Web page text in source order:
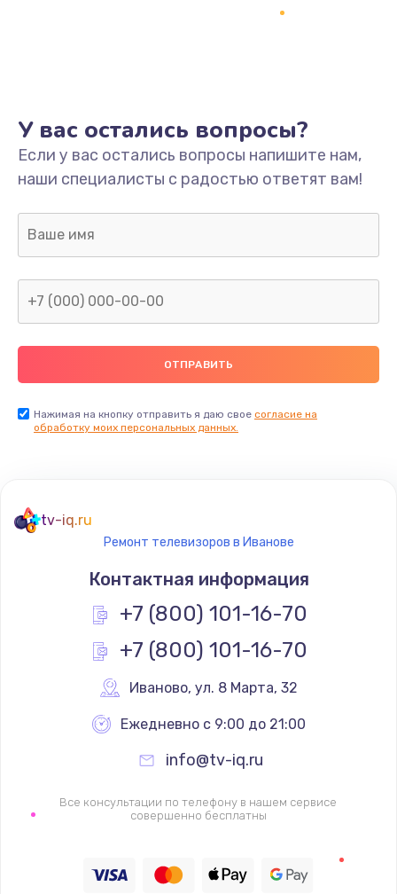
Не включается
1400 руб.
Заказать
Нет звука
800 руб.
Не видит флешку
400 руб.
Заказать
900 руб.
Заказать
900 руб.
Заказать
Не работает
1400 руб.
Восстановление цепи питания, пайка
У вас остались вопросы?
Если у вас остались вопросы напишите нам,
наши специалисты с радостью ответят вам!
Нажимая на кнопку отправить я даю свое согласие на
обработку моих персональных данных.
tv-iq.ru
Ремонт телевизоров в Иванове
Контактная информация
+7 (800) 101-16-70
+7 (800) 101-16-70
Иваново, ул. 8 Марта, 32
Ежедневно с 9:00 до 21:00
info@tv-iq.ru
Все консультации по телефону в нашем сервисе
совершенно бесплатны